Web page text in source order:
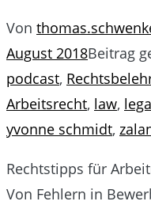
Von
August 2018Beitrag
podcast,
Arbeitsrecht, law,
yvonne schmidt,
Rechtstipps für
Von Fehlern in